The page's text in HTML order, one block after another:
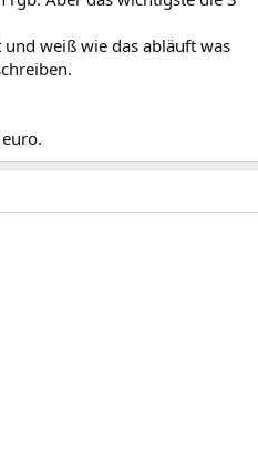
weiß wie das abläuft was